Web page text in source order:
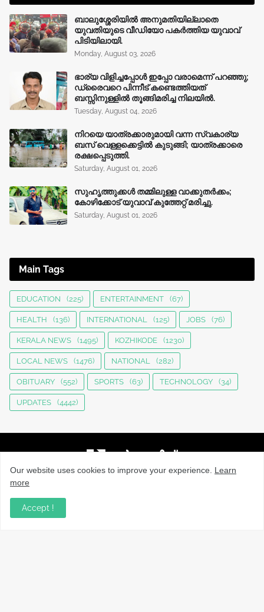
ബാലുശ്ശേരിയിൽ അനുമതിയില്ലാതെ
യുവതിയുടെ വീഡിയോ പകർത്തിയ യുവാവ്
പിടിയിലായി.
Monday, August 03, 2026
ഭാര്യ വിളിച്ചപ്പോള്‍ ഇപ്പോ വരാമെന്ന് പറഞ്ഞു;
ഡ്രൈവറെ പിന്നീട് കണ്ടെത്തിയത്
ബസ്സിനുള്ളില്‍ തൂങ്ങിമരിച്ച നിലയിൽ.
Tuesday, August 04, 2026
നിറയെ യാത്രക്കാരുമായി വന്ന സ്വകാര്യ
ബസ് വെള്ളക്കെട്ടിൽ കുടുങ്ങി; യാത്രക്കാരെ
രക്ഷപ്പെടുത്തി.
Saturday, August 01, 2026
സുഹൃത്തുക്കൾ തമ്മിലുള്ള വാക്കുതർക്കം;
കോഴിക്കോട് യുവാവ് കുത്തേറ്റ് മരിച്ചു.
Saturday, August 01, 2026
Main Tags
EDUCATION (225) ENTERTAINMENT (67)
HEALTH (136) INTERNATIONAL (125) JOBS (76)
KERALA NEWS (1495) KOZHIKODE (1230)
LOCAL NEWS (1476) NATIONAL (282)
OBITUARY (552) SPORTS (63) TECHNOLOGY (34)
UPDATES (4442)
നാട്ടുവാർത്തകൾ, തൊഴിൽ, വിദ്യാഭ്യാസം, വാണിജ്യം,
ടെക്നോളജി സംബന്ധമായ വാർത്തകൾ, പൊതു/ഗവൺമെൻ്റ്
അറിയിപ്പുകൾ, വിനോദം എന്നിവയും മറ്റും ഉൾക്കൊള്ളുന്ന,
Our website uses cookies to improve your experience. Learn
more
Accept !